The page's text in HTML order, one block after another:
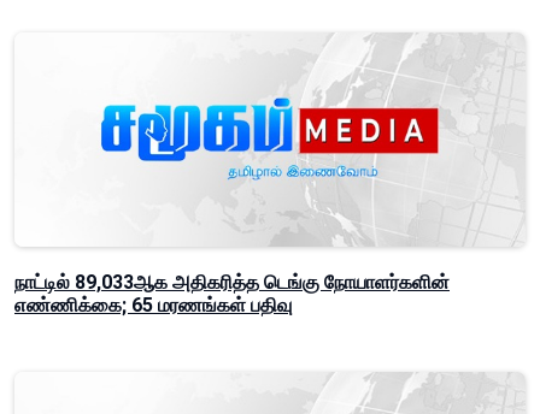
நாட்டில் 89,033ஆக அதிகரித்த டெங்கு நோயாளர்களின்
எண்ணிக்கை; 65 மரணங்கள் பதிவு